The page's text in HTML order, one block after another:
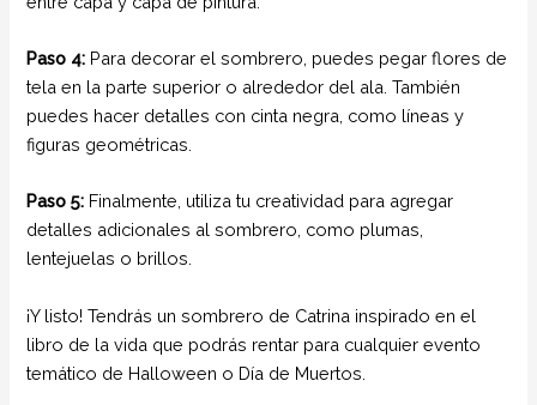
Paso 4: Para decorar el sombrero, puedes pegar flores de
tela en la parte superior o alrededor del ala. También
puedes hacer detalles con cinta negra, como líneas y
figuras geométricas.
Paso 5: Finalmente, utiliza tu creatividad para agregar
detalles adicionales al sombrero, como plumas,
lentejuelas o brillos.
¡Y listo! Tendrás un sombrero de Catrina inspirado en el
libro de la vida que podrás rentar para cualquier evento
temático de Halloween o Día de Muertos.